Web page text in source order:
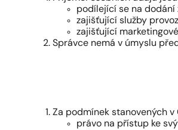
podílející se na dodání
zajišťující služby
zajišťující
Správce nemá v úmyslu
Za podmínek stanovených v
právo na přístup ke